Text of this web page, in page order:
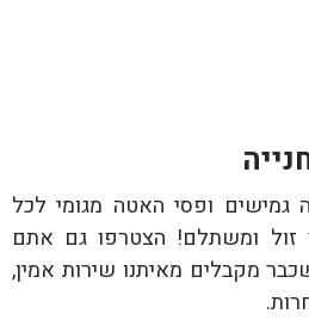
גמישים ופסי האטה מגומי לכל
זול ומשתלם! הצטרפו גם אתם
מקבלים מאיתנו שירות אמין,